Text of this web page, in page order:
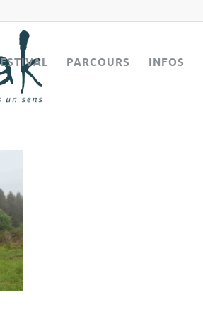
PARCOURS INFOS